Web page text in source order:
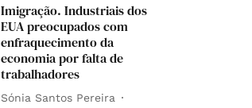
Imigração. Industriais dos
EUA preocupados com
enfraquecimento da
economia por falta de
trabalhadores
Sónia Santos Pereira